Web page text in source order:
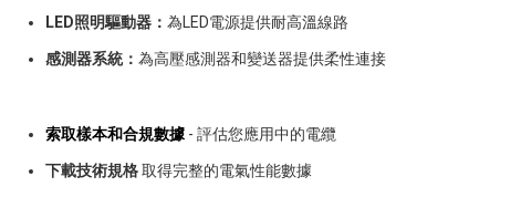
LED照明驅動器： 為LED電源提供耐高溫線路
感測器系統： 為高壓感測器和變送器提供柔性連接
索取樣本和合規數據 - 評估您應用中的電纜
下載技術規格取得完整的電氣性能數據